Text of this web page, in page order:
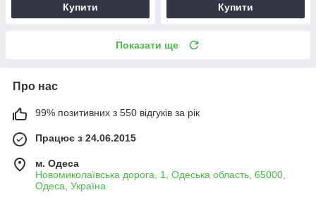
Купити Купити
Показати ще
Про нас
99% позитивних з 550 відгуків за рік
Працює з 24.06.2015
м. Одеса
Новомиколаївська дорога, 1, Одеська область, 65000,
Одеса, Україна